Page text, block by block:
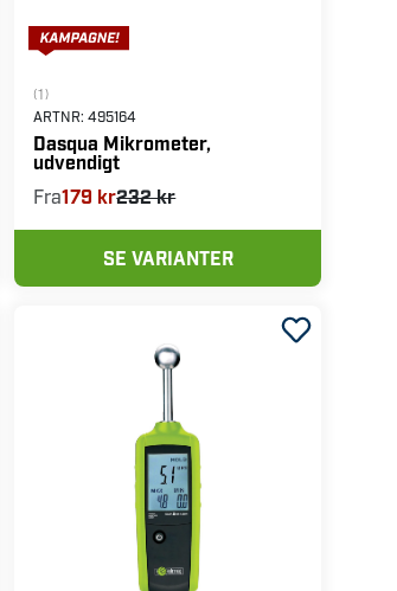
(1)
ARTNR:495164
Dasqua Mikrometer,
udvendigt
Fra179 kr232 kr
SE VARIANTER